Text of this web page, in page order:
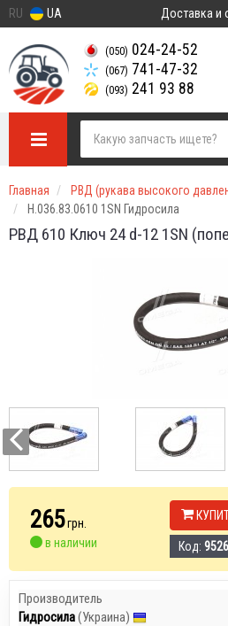
RU UA Доставка и
(050) 024-24-52
(067) 741-47-32
(093) 241 93 88
Главная
РВД (рукава высокого
Н.036.83.0610 1SN Гидросила
РВД 610 Ключ 24 d-12 1SN
265грн.
в наличии
Код:
Производитель
Гидросила(Украина)